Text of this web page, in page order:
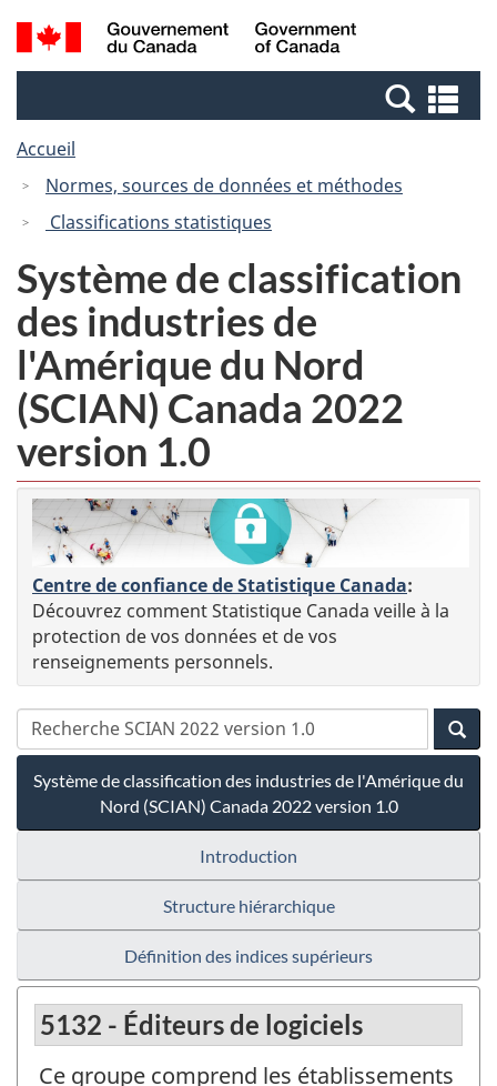
Passer
au
Passer
à
Canada
Recherche
et
et
Accueil
Normes, sources de données et méthodes
Classifications statistiques
Système de classification
des industries de
l'Amérique du Nord
(SCIAN) Canada 2022
version 1.0
Centre de confiance de Statistique Canada:
Découvrez comment Statistique Canada veille à la
protection de vos données et de vos
renseignements personnels.
Système de classification des industries de l'Amérique du
Nord (SCIAN) Canada 2022 version 1.0
Introduction
Structure hiérarchique
Définition des indices supérieurs
5132 - Éditeurs de logiciels
Ce groupe comprend les établissements